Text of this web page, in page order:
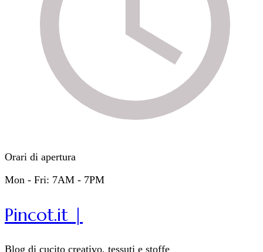
Orari di apertura
Mon - Fri: 7AM - 7PM
Pincot.it |
Blog di cucito creativo, tessuti e stoffe